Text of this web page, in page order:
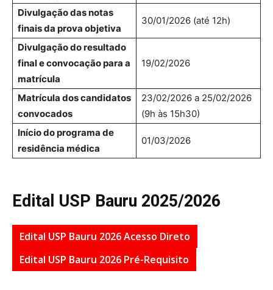
Divulgação das notas
finais da prova objetiva
30/01/2026 (até 12h)
Divulgação do resultado
final e convocação para a
matrícula
19/02/2026
Matrícula dos candidatos
convocados
23/02/2026 a 25/02/2026
(9h às 15h30)
Início do programa de
residência médica
01/03/2026
Edital USP Bauru 2025/2026
Edital USP Bauru 2026 Acesso Direto
Edital USP Bauru 2026 Pré-Requisito